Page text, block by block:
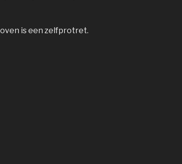
is een zelfprotret.